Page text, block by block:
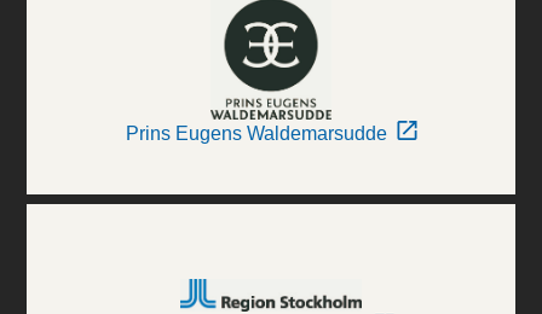
Prins Eugens Waldemarsudde